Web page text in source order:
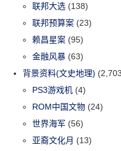
联邦大选 (138)
联邦预算案 (23)
赖昌星案 (95)
金融风暴 (63)
背景资料(文史地理)
PS3游戏机 (4)
ROM中国文物 (24)
世界海军 (56)
亚裔文化月 (13)